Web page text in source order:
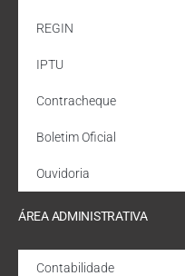
REGIN
IPTU
Contracheque
Boletim Oficial
Ouvidoria
ÁREA ADMINISTRATIVA
Contabilidade